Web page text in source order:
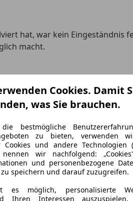
Cookies. Damit
was Sie brauchen.
bestmögliche
zu bieten, verwenden
Cookies und andere Technologien
nennen wir nachfolgend:
und personenbezogene
zu speichern und darauf zuzugreifen.
es möglich, personalisierte
Ihren Interessen
hat, war kein
macht.
Dass sie darauf mächtig